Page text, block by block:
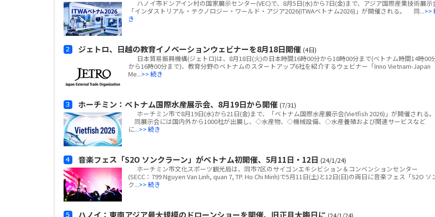
ハノイ市ドンアイン村の国家展示センター(VEC)で、8月5日(水)から7日(金)まで、アジア国際産業技術展示
「インダストリアル・テクノロジー・ワールド・アジア2026(ITWAベトナム2026)」が開催される。 同...>>
き
ジェトロ、日越の教育イノベーションウェビナーを8月18日開催 (4日)
日本貿易振興機構(ジェトロ)は、8月18日(火)の日本時間16時00分から18時00分まで(ベトナム時間14時00
から16時00分まで)、教育分野のベトナムのスタートアップ6社を紹介するウェビナー「Inno Vietnam-Japan
Me...>> 続き
ホーチミン：ベトナム国際水産展示会、8月19日から開催 (7/31)
ホーチミン市で8月19日(水)から21日(金)まで、「ベトナム国際水産展示会(Vietfish 2026)」が開催される。
同展示会には国内外から1000社が出展し、◇水産物、◇機械設備、◇水産養殖および関連サービスなど
に...>> 続き
音楽フェス「S2O ソンクラーン」がベトナム初開催、5月11日・12日 (24/1/24)
ホーチミン市文化スポーツ観光局は、同市7区のサイゴンエキシビション＆コンベンションセンター
(SECC：799 Nguyen Van Linh, quan 7, TP. Ho Chi Minh)で5月11日(土)と12日(日)の両日に音楽フェス「S2O ソ
ク...>> 続き
ハノイ：東南アジア最大規模のドローンショーを開催、旧正月大晦日に